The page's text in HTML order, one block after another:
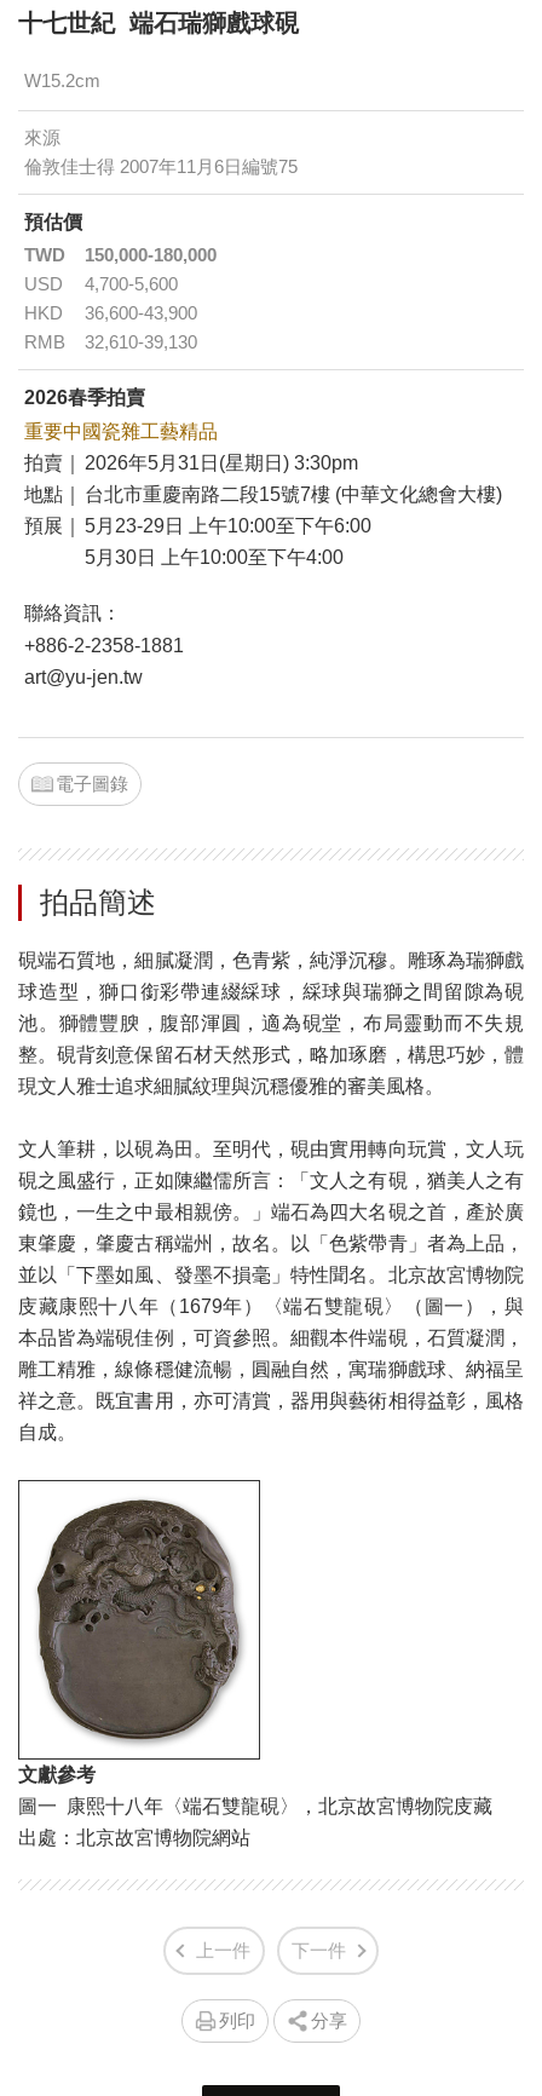
十七世紀 端石瑞獅戲球硯
W15.2cm
來源
倫敦佳士得 2007年11月6日編號75
預估價
TWD
150,000-180,000
USD
4,700-5,600
HKD
36,600-43,900
RMB
32,610-39,130
2026春季拍賣
重要中國瓷雜工藝精品
拍賣｜
2026年5月31日(星期日) 3:30pm
地點｜
台北市重慶南路二段15號7樓 (中華文化總會大樓)
預展｜
5月23-29日 上午10:00至下午6:00
5月30日 上午10:00至下午4:00
聯絡資訊：
+886-2-2358-1881
art@yu-jen.tw
電子圖錄
拍品簡述
硯端石質地，細膩凝潤，色青紫，純淨沉穆。雕琢為瑞獅戲
球造型，獅口銜彩帶連綴綵球，綵球與瑞獅之間留隙為硯
池。獅體豐腴，腹部渾圓，適為硯堂，布局靈動而不失規
整。硯背刻意保留石材天然形式，略加琢磨，構思巧妙，體
現文人雅士追求細膩紋理與沉穩優雅的審美風格。
文人筆耕，以硯為田。至明代，硯由實用轉向玩賞，文人玩
硯之風盛行，正如陳繼儒所言：「文人之有硯，猶美人之有
鏡也，一生之中最相親傍。」端石為四大名硯之首，產於廣
東肇慶，肇慶古稱端州，故名。以「色紫帶青」者為上品，
並以「下墨如風、發墨不損毫」特性聞名。北京故宮博物院
庋藏康熙十八年（1679年）〈端石雙龍硯〉（圖一），與
本品皆為端硯佳例，可資參照。細觀本件端硯，石質凝潤，
雕工精雅，線條穩健流暢，圓融自然，寓瑞獅戲球、納福呈
祥之意。既宜書用，亦可清賞，器用與藝術相得益彰，風格
自成。
文獻參考
圖一 康熙十八年〈端石雙龍硯〉，北京故宮博物院庋藏
出處：北京故宮博物院網站
上一件 下一件
列印 分享